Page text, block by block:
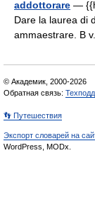
addottorare —
Dare la laurea di
ammaestrare. B
© Академик, 2000-2026
Обратная связь:
👣 Путешествия
Экспорт словарей на
WordPress, MODx.